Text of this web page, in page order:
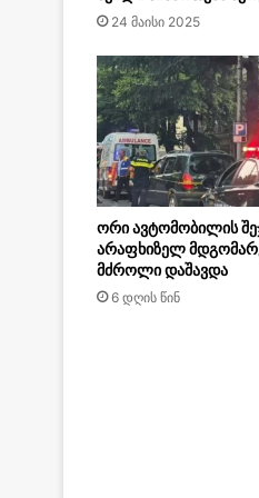
24 მაისი 2025
ორი ავტომობილის
არაფხიზელ
მძროლი დაშავდა
6 დღის წინ